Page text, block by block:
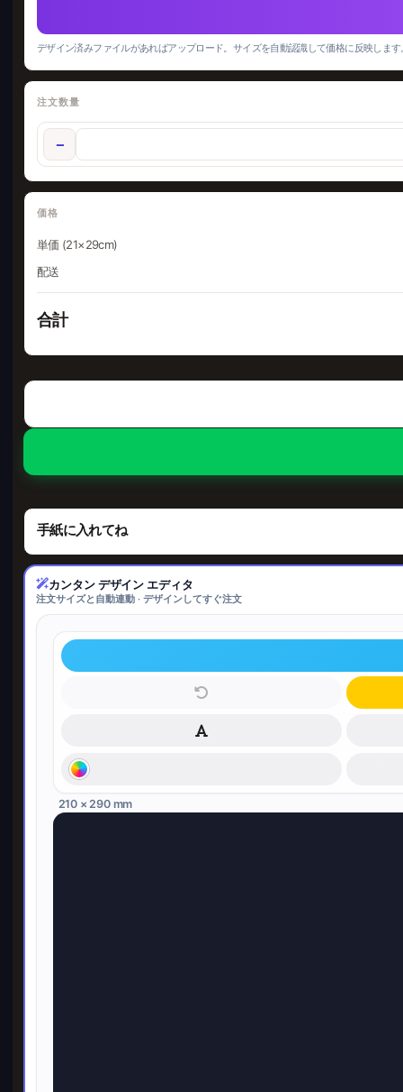
手紙に入れてね
カンタン デザイン エディタ
注文サイズと自動連動 · デザインしてすぐ注文
210 × 290 mm
デザイン済みファイルがあればアップロード。サイズを自動認識して価格に反映しま
注文数量
−
価格
単価 (21×29cm)
配送
合計